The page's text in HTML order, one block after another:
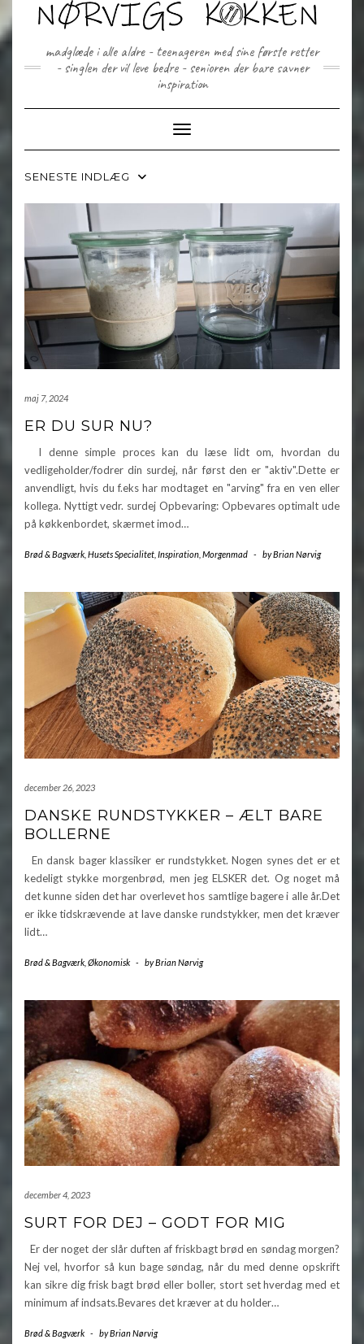
content
madglæde i alle aldre - teenageren med sine første retter
- singlen der vil leve bedre - senioren der bare savner
inspiration
Toggle Navigation
SENESTE INDLÆG
maj 7, 2024
ER DU SUR NU?
I denne simple proces kan du læse lidt om, hvordan du
vedligeholder/fodrer din surdej, når først den er "aktiv".Dette er
anvendligt, hvis du f.eks har modtaget en "arving" fra en ven eller
kollega. Nyttigt vedr. surdej Opbevaring: Opbevares optimalt ude
på køkkenbordet, skærmet imod…
Brød & Bagværk Husets Specialitet Inspiration Morgenmad - byBrian Nørvig
december 26, 2023
DANSKE RUNDSTYKKER – ÆLT BARE
BOLLERNE
En dansk bager klassiker er rundstykket. Nogen synes det er et
kedeligt stykke morgenbrød, men jeg ELSKER det. Og noget må
det kunne siden det har overlevet hos samtlige bagere i alle år.Det
er ikke tidskrævende at lave danske rundstykker, men det kræver
lidt…
Brød & Bagværk Økonomisk - byBrian Nørvig
december 4, 2023
SURT FOR DEJ – GODT FOR MIG
Er der noget der slår duften af friskbagt brød en søndag morgen?
Nej vel, hvorfor så kun bage søndag, når du med denne opskrift
kan sikre dig frisk bagt brød eller boller, stort set hverdag med et
minimum af indsats.Bevares det kræver at du holder…
Brød & Bagværk - byBrian Nørvig